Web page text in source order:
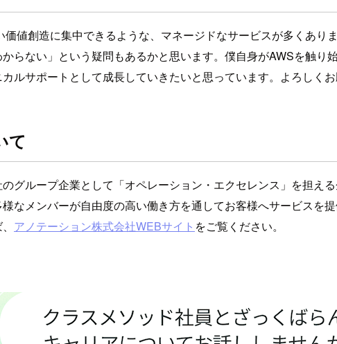
値創造に集中できるような、マネージドなサービスが多くあ
らない」という疑問もあるかと思います。僕自身がAWSを触
ルサポートとして成長していきたいと思っています。よろしくお
て
グループ企業として「オペレーション・エクセレンス」を担え
なメンバーが自由度の高い働き方を通してお客様へサービスを
アノテーション株式会社WEBサイト をご覧ください。